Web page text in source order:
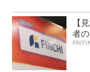
【
者